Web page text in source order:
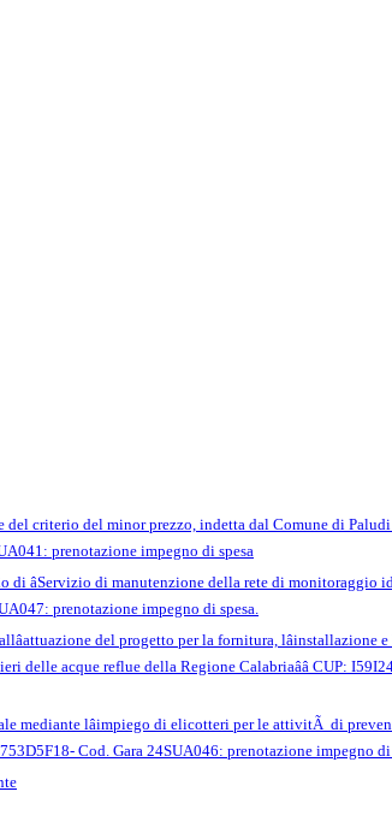
del criterio del minor prezzo, indetta dal Comune di Paludi
prenotazione impegno di spesa
di âServizio di manutenzione della rete di
prenotazione impegno di spesa.
del progetto per la fornitura, lâinstallazione
acque reflue della Regione Calabriaââ CUP:
mediante lâimpiego di elicotteri per le attivitÃ di
Cod. Gara 24SUA046: prenotazione impegno di